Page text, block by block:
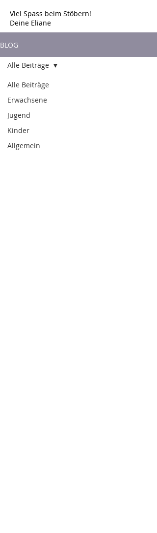
Viel Spass beim Stöbern!
Deine Eliane
BLOG
Alle Beiträge
Erwachsene
Jugend
Kinder
Allgemein
Alle Beiträge